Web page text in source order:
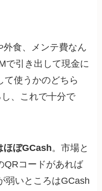
食、メンテ費なん
で引き出して現金に
て使うかのどちら
、これで十分で
ほぼGCash。市場と
QRコードがあれば
弱いところはGCash